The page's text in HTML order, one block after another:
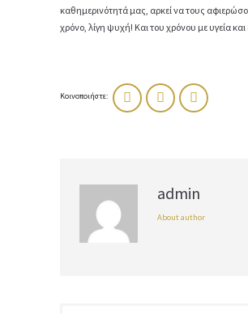
καθημερινότητά μας, αρκεί να τους
χρόνο, λίγη ψυχή! Και του χρόνου με υγεία και
Κοινοποιήστε:
admin
About author